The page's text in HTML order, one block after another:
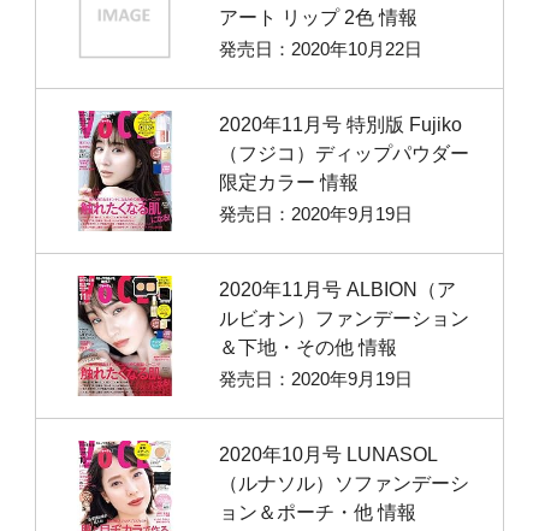
アート リップ 2色 情報
発売日：2020年10月22日
2020年11月号 特別版 Fujiko
（フジコ）ディップパウダー
限定カラー 情報
発売日：2020年9月19日
2020年11月号 ALBION（ア
ルビオン）ファンデーション
＆下地・その他 情報
発売日：2020年9月19日
2020年10月号 LUNASOL
（ルナソル）ソファンデーシ
ョン＆ポーチ・他 情報